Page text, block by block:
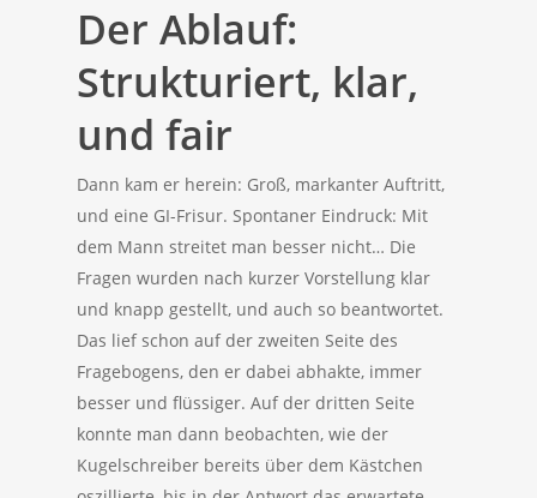
Der Ablauf:
Strukturiert, klar,
und fair
Dann kam er herein: Groß, markanter Auftritt,
und eine GI-Frisur. Spontaner Eindruck: Mit
dem Mann streitet man besser nicht… Die
Fragen wurden nach kurzer Vorstellung klar
und knapp gestellt, und auch so beantwortet.
Das lief schon auf der zweiten Seite des
Fragebogens, den er dabei abhakte, immer
besser und flüssiger. Auf der dritten Seite
konnte man dann beobachten, wie der
Kugelschreiber bereits über dem Kästchen